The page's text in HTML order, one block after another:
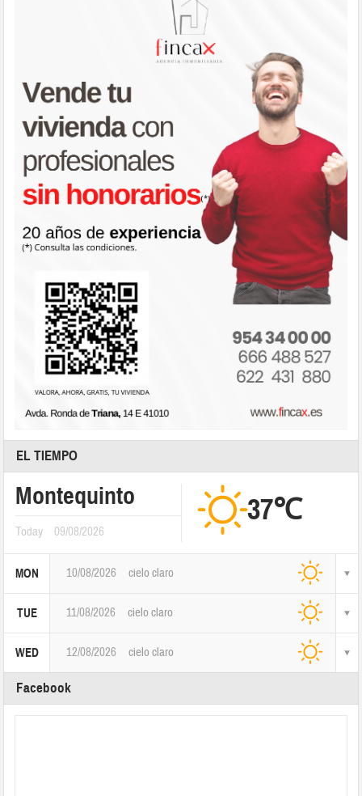
EL TIEMPO
Montequinto
Today 09/08/2026
37℃
MON 10/08/2026 cielo claro
TUE 11/08/2026 cielo claro
WED 12/08/2026 cielo claro
Facebook